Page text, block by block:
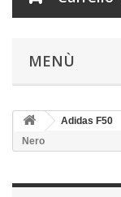
MENÙ
Adidas F50
Nero